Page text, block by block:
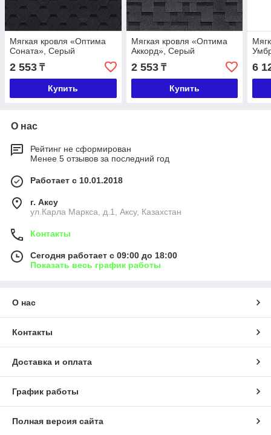
Мягкая кровля «Оптима
Соната», Серый
2 553 ₸
Купить
Мягкая кровля «Оптима
Аккорд», Серый
2 553₸
Купить
6
О нас
Рейтинг не сформирован
Менее 5 отзывов за последний год
Работает с 10.01.2018
г. Аксу
ул.Карла Маркса, д.1, Аксу, Казахстан
Контакты
Сегодня работает с 09:00 до 18:00
Показать весь график работы
О нас
Контакты
Доставка и оплата
График работы
Полная версия сайта